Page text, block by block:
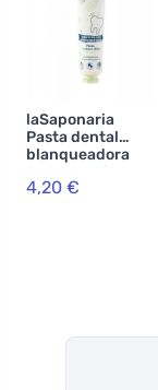
laSaponaria
Pasta dental
blanqueadora
WonderWhite -
menta y carbón
4,20 €